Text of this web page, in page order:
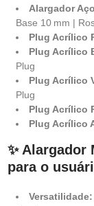
Alargador
Base 10 mm |
Plug Acrílico
Plug Acrílico
Plug
Plug Acrílico
Plug
Plug Acrílico
Plug Acrílico
✨ Alargador
para o
Versatilidade: